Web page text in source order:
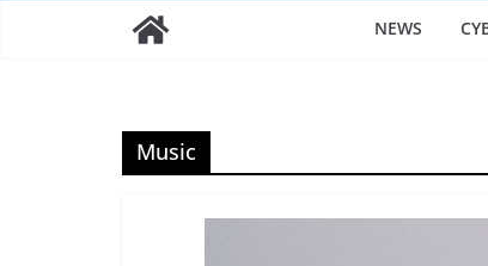
NEWS
Music